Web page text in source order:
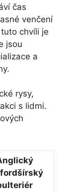
čas
venčení
chvíli je
jsou
a
rysy,
s lidmi.